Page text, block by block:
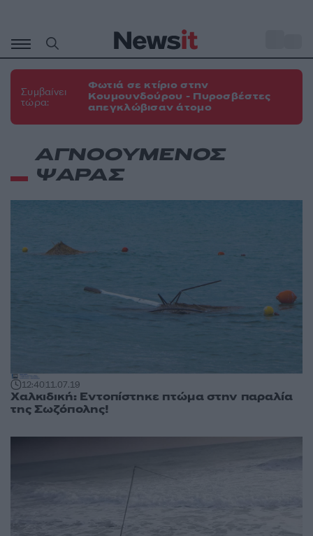
περιεχόμενο
Συμβαίνει
τώρα:
Φωτιά σε κτίριο στην
Κουμουνδούρου - Πυροσβέστες
απεγκλώβισαν άτομο
ΑΓΝΟΟΥΜΕΝΟΣ
ΨΑΡΑΣ
12:4011.07.19
Χαλκιδική: Εντοπίστηκε πτώμα στην παραλία
της Σωζόπολης!